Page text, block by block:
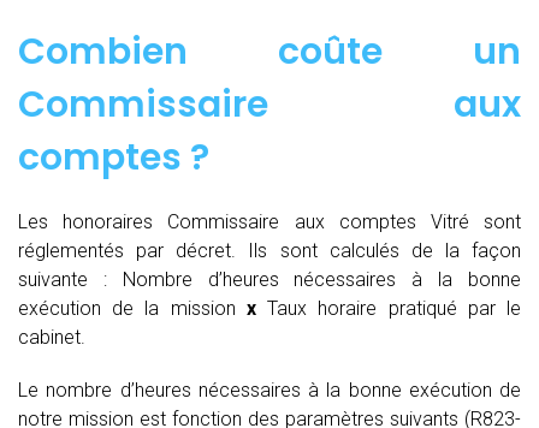
Combien coûte un
Commissaire aux
comptes ?
Les honoraires Commissaire aux comptes Vitré sont
réglementés par décret. Ils sont calculés de la façon
suivante :
Nombre d’heures nécessaires à la bonne
exécution de la mission xTaux horaire pratiqué par le
cabinet.
Le nombre d’heures nécessaires à la bonne exécution de
notre mission est fonction des paramètres suivants (R823-